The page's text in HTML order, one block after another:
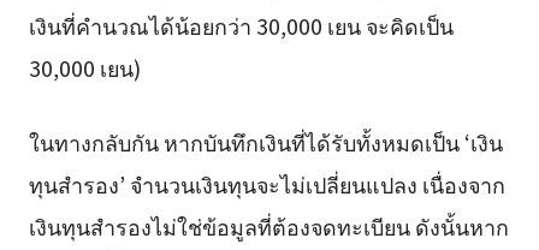
เงินที่คำนวณได้น้อยกว่า 30,000 เยน จะคิดเป็น
30,000 เยน)
ในทางกลับกัน หากบันทึกเงินที่ได้รับทั้งหมดเป็น ‘เงิน
ทุนสำรอง’ จำนวนเงินทุนจะไม่เปลี่ยนแปลง เนื่องจาก
เงินทุนสำรองไม่ใช่ข้อมูลที่ต้องจดทะเบียน ดังนั้นหาก